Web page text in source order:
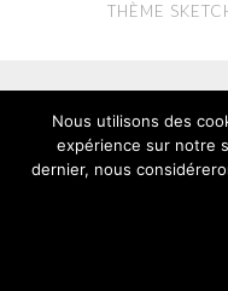
THÈME
Nous utilisons des
expérience sur notre
dernier, nous